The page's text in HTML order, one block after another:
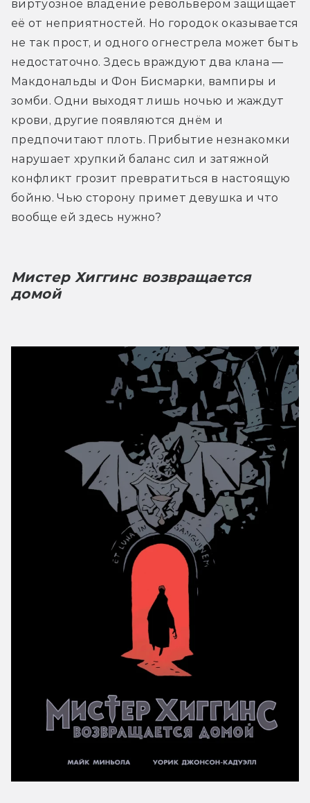
виртуозное владение револьвером защищает
её от неприятностей. Но городок оказывается
не так прост, и одного огнестрела может быть
недостаточно. Здесь враждуют два клана —
Макдональды и Фон Бисмарки, вампиры и
зомби. Одни выходят лишь ночью и жаждут
крови, другие появляются днём и
предпочитают плоть. Прибытие незнакомки
нарушает хрупкий баланс сил и затяжной
конфликт грозит превратиться в настоящую
бойню. Чью сторону примет девушка и что
вообще ей здесь нужно?
Мистер Хиггинс возвращается
домой